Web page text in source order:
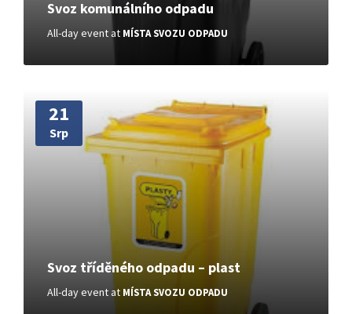
Svoz komunálního odpadu
All-day event at MÍSTA SVOZU ODPADU
21
Srp
Svoz tříděného odpadu – plast
All-day event at MÍSTA SVOZU ODPADU
More